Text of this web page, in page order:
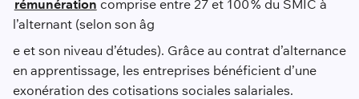
rémunération comprise entre 27 et 100 % du SMIC à
l’alternant (selon son âg
e et son niveau d’études). Grâce au contrat d’alternance
en apprentissage, les entreprises bénéficient d’une
exonération des cotisations sociales salariales.